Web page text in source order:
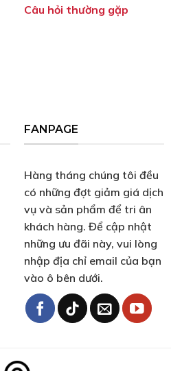
Câu hỏi thường gặp
FANPAGE
Hàng tháng chúng tôi đều
có những đợt giảm giá dịch
vụ và sản phẩm để tri ân
khách hàng. Để cập nhật
những ưu đãi này, vui lòng
nhập địa chỉ email của bạn
vào ô bên dưới.